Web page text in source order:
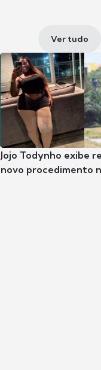
Ver tudo
Jojo Todynho exibe
novo procedimento